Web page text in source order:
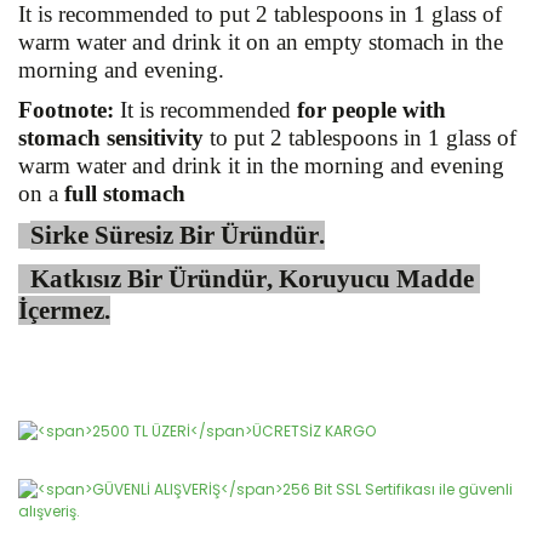
It is recommended to put 2 tablespoons in 1 glass
of
warm water and drink it on an empty stomach in the
morning and evening.
Footnote: It is recommended for people with
stomach sensitivity to put 2 tablespoons in 1 glass
of
warm water and drink it in the morning and evening
on a full stomach
Sirke Süresiz Bir Üründür.
Katkısız Bir Üründür, Koruyucu Madde
İçermez.
Bu ürüne ilk yorumu siz yapın!
konularda yetersiz gördüğünüz noktaları öneri formunu
kullanarak tarafımıza iletebilirsiniz.